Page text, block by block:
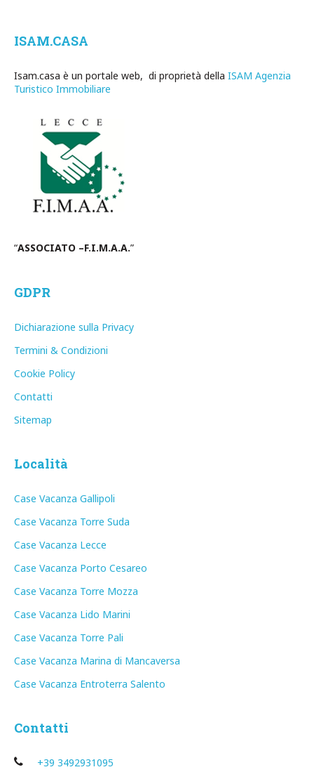
ISAM.CASA
Isam.casa è un portale web, di proprietà della ISAM Agenzia
Turistico Immobiliare
“ASSOCIATO –F.I.M.A.A.”
GDPR
Dichiarazione sulla Privacy
Termini & Condizioni
Cookie Policy
Contatti
Sitemap
Località
Case Vacanza Gallipoli
Case Vacanza Torre Suda
Case Vacanza Lecce
Case Vacanza Porto Cesareo
Case Vacanza Torre Mozza
Case Vacanza Lido Marini
Case Vacanza Torre Pali
Case Vacanza Marina di Mancaversa
Case Vacanza Entroterra Salento
Contatti
+39 3492931095